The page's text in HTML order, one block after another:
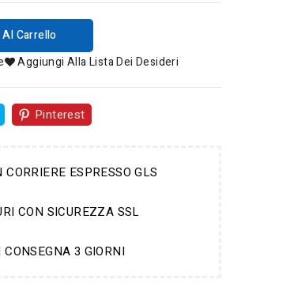
Carrello
Aggiungi Alla Lista Dei Desideri
Pinterest
ESPRESSO GLS
CON SICUREZZA SSL
3 GIORNI